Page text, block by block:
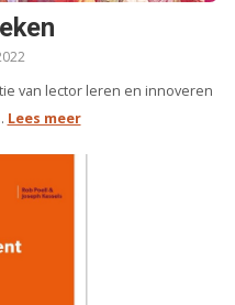
van lector leren en innoveren
Lees meer